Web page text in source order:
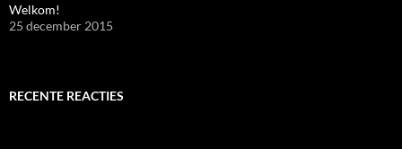
Welkom!
25 december 2015
RECENTE REACTIES